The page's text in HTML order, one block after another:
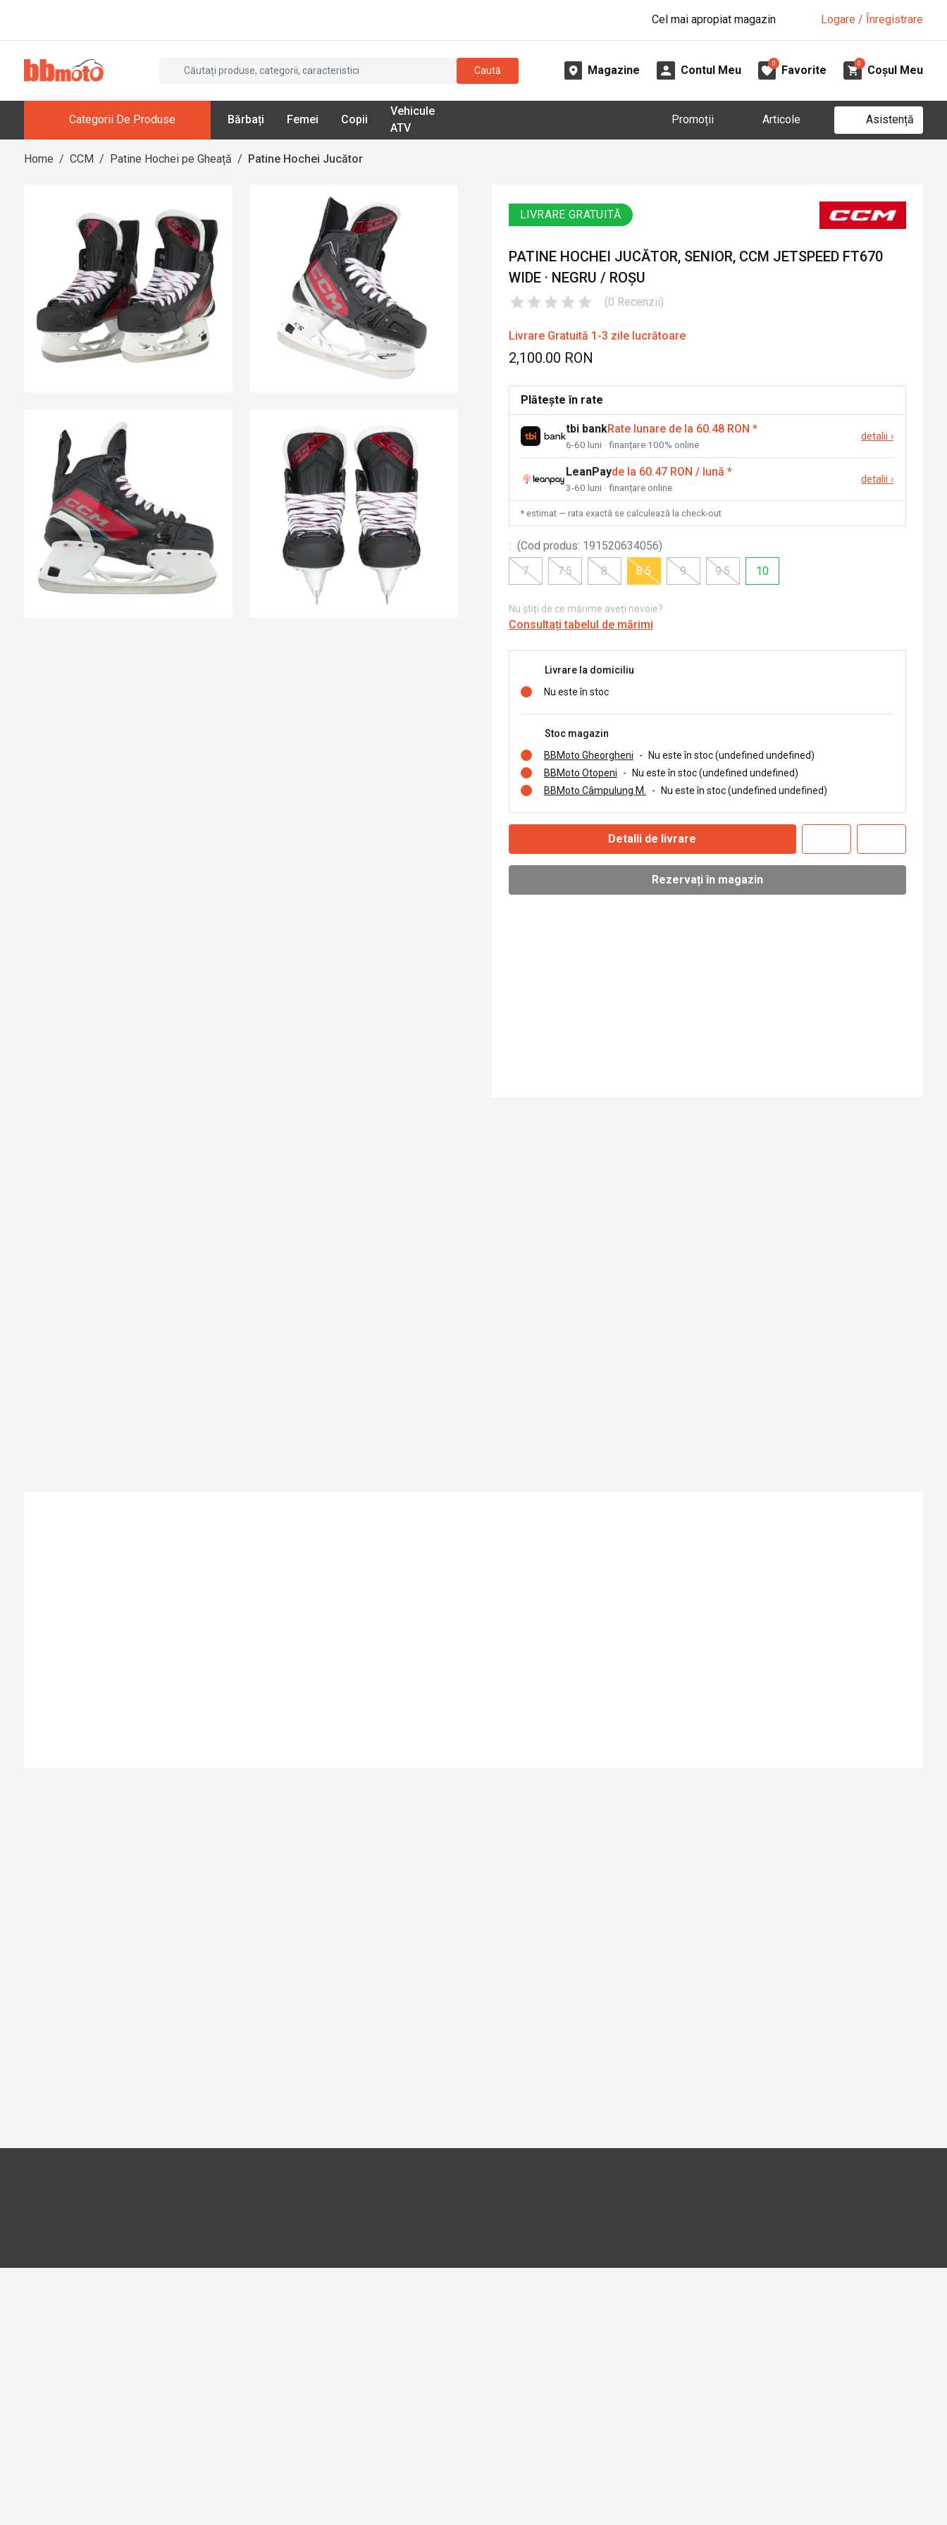
Cel mai apropiat magazin Logare / Înregistrare
Caută Magazine Contul Meu
0
Favorite
0
Coșul Meu
Categorii De Produse Bărbați Femei Copii
Vehicule
ATV
Promoții Articole Asistență
Home / CCM / Patine Hochei pe Gheață / Patine Hochei Jucător
LIVRARE GRATUITĂ
PATINE HOCHEI JUCĂTOR, SENIOR, CCM JETSPEED FT670
WIDE · NEGRU / ROȘU
(0 Recenzii)
Livrare Gratuită 1-3 zile lucrătoare
2,100.00 RON
Plătește în rate
tbi bankRate lunare de la 60.48 RON *
6-60 luni · finanțare 100% online
detalii ›
LeanPayde la 60.47 RON / lună *
3-60 luni · finanțare online
detalii ›
* estimat — rata exactă se calculează la check-out
: (Cod produs: 191520634056)
7
7.5 8 8.5 9 9.5 10
Nu știți de ce mărime aveți nevoie?
Consultați tabelul de mărimi
Livrare la domiciliu
Nu este în stoc
Stoc magazin
BBMoto Gheorgheni
-
Nu este în stoc (undefined undefined)
BBMoto Otopeni
-
Nu este în stoc (undefined undefined)
BBMoto Câmpulung M.
- Nu este în stoc (undefined undefined)
Detalii de livrare
Rezervați în magazin